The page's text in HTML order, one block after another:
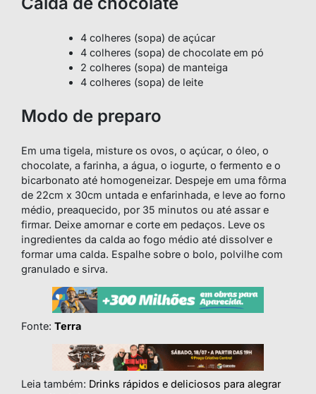
4 colheres (sopa) de açúcar
4 colheres (sopa) de chocolate em pó
2 colheres (sopa) de manteiga
4 colheres (sopa) de leite
Modo de preparo
Em uma tigela, misture os ovos, o açúcar, o óleo, o
chocolate, a farinha, a água, o iogurte, o fermento e o
bicarbonato até homogeneizar. Despeje em uma fôrma
de 22cm x 30cm untada e enfarinhada, e leve ao forno
médio, preaquecido, por 35 minutos ou até assar e
firmar. Deixe amornar e corte em pedaços. Leve os
ingredientes da calda ao fogo médio até dissolver e
formar uma calda. Espalhe sobre o bolo, polvilhe com
granulado e sirva.
Fonte: Terra
Leia também: Drinks rápidos e deliciosos para alegrar